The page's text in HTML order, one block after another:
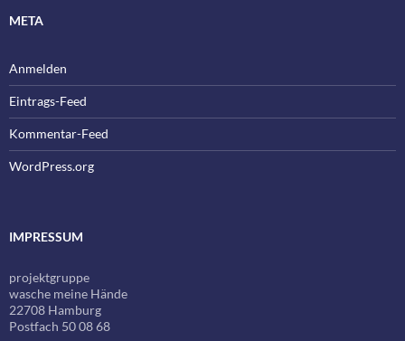
META
Anmelden
Eintrags-Feed
Kommentar-Feed
WordPress.org
IMPRESSUM
projektgruppe
wasche meine Hände
22708 Hamburg
Postfach 50 08 68